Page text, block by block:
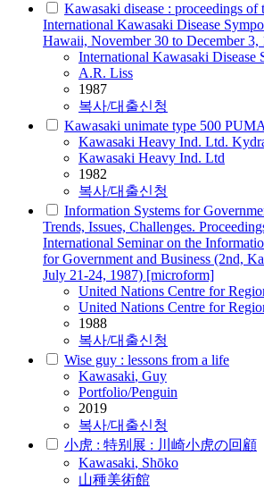
Kawasaki disease : proceedings of
International Kawasaki Disease
Hawaii, November 30 to December 3,
International Kawasaki Disease
A.R. Liss
1987
복사/대출신청
Kawasaki unimate type 500
Kawasaki Heavy Ind. Ltd.
Kawasaki Heavy Ind. Ltd
1982
복사/대출신청
Information Systems for
Trends, Issues, Challenges.
International Seminar on the
for Government and Business (2nd,
July 21-24, 1987) [microform]
United Nations Centre for
United Nations Centre for
1988
복사/대출신청
Wise guy : lessons from a life
Kawasaki, Guy
Portfolio/Penguin
2019
복사/대출신청
小虎 : 特别展 : 川崎小虎の回顧
Kawasaki, Shōko
山種美術館